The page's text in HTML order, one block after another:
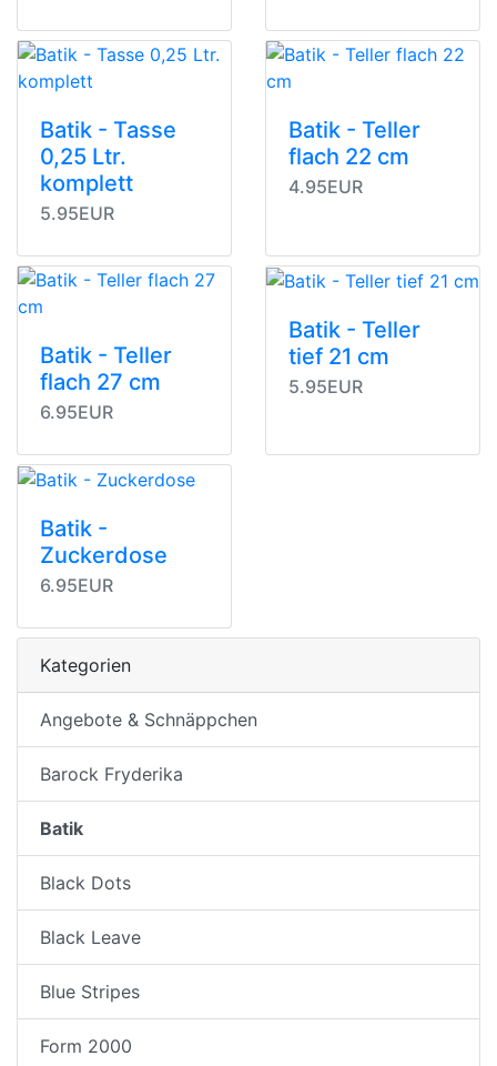
Batik - Tasse
0,25 Ltr.
komplett
5.95EUR
Batik - Teller
flach 22 cm
4.95EUR
Batik - Teller
flach 27 cm
6.95EUR
Batik - Teller
tief 21 cm
5.95EUR
Batik -
Zuckerdose
6.95EUR
Kategorien
Angebote & Schnäppchen
Barock Fryderika
Batik
Black Dots
Black Leave
Blue Stripes
Form 2000